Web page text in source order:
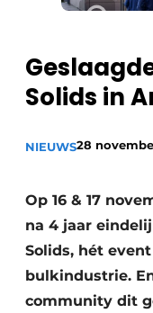
Nieuwsbrief
Podcasts
Privacy /
Vacature
Video’s
Solids in
NIEUWS28
Op 16 & 17
na 4 jaar
Solids, hét
bulkindustrie.
community dit